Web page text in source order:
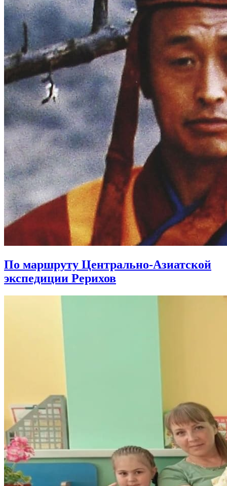
По маршруту Центрально-Азиатской
экспедиции Рерихов